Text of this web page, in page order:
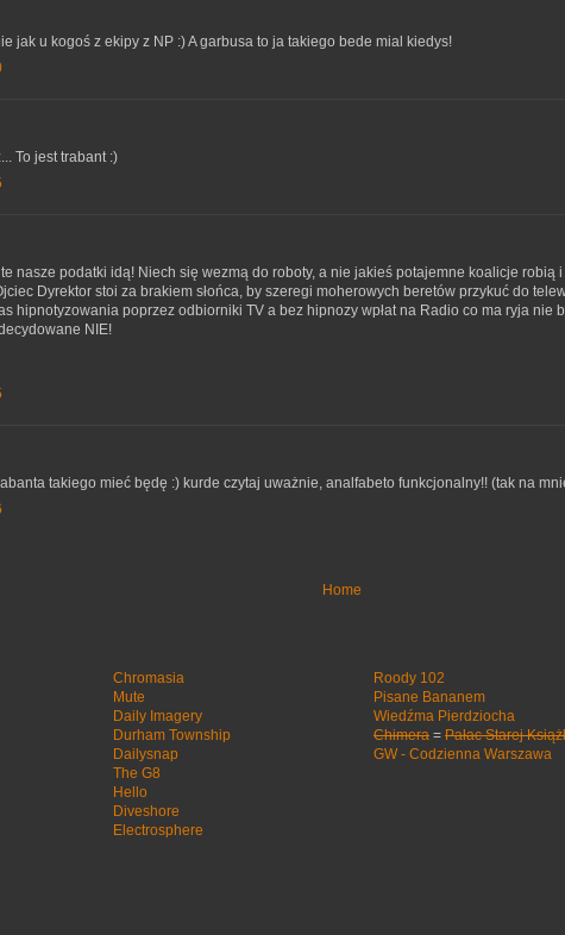
jak u kogoś z ekipy z NP :) A garbusa to ja takiego bede mial kiedys!
To jest trabant :)
nasze podatki idą! Niech się wezmą do roboty, a nie jakieś potajemne koalicje robią
Dyrektor stoi za brakiem słońca, by szeregi moherowych beretów przykuć do
hipnotyzowania poprzez odbiorniki TV a bez hipnozy wpłat na Radio co ma ryja nie
NIE!
takiego mieć będę :) kurde czytaj uważnie, analfabeto funkcjonalny!! (tak na
Home
Chromasia
Mute
Daily Imagery
Durham Township
Dailysnap
The G8
Hello
Diveshore
Electrosphere
Roody 102
Pisane Bananem
Wiedźma Pierdziocha
Chimera = Pałac Starej
GW - Codzienna Warszawa